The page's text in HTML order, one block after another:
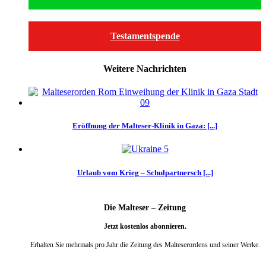
Testamentspende
Weitere Nachrichten
Eröffnung der Malteser-Klinik in Gaza: [...]
Urlaub vom Krieg – Schulpartnersch [...]
Die Malteser – Zeitung
Jetzt kostenlos abonnieren.
Erhalten Sie mehrmals pro Jahr die Zeitung des Malteserordens und seiner Werke.